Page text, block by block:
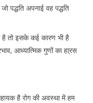
पद्धति अपनाई वह पद्धति
है तो इसके कई कारण भी है
आध्यात्मिक गुणों का हा्रस
है रोग की अवस्था में हम